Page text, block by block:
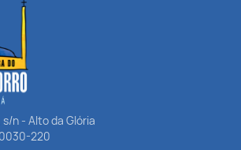
n - Alto da Glória
220